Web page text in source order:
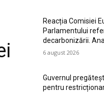
Reacția Comisiei
Parlamentului
decarbonizării.
6 august 2026
Guvernul
pentru